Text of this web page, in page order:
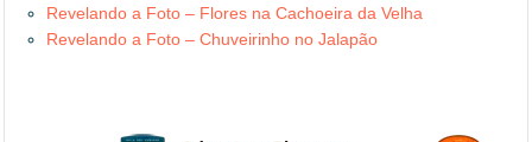
Revelando a Foto – Flores na Cachoeira da Velha
Revelando a Foto – Chuveirinho no Jalapão